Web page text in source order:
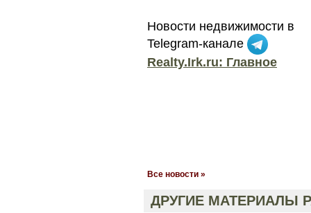
Новости недвижимости в
Telegram-канале
Realty.Irk.ru: Главное
Все новости »
ДРУГИЕ МАТЕРИАЛЫ